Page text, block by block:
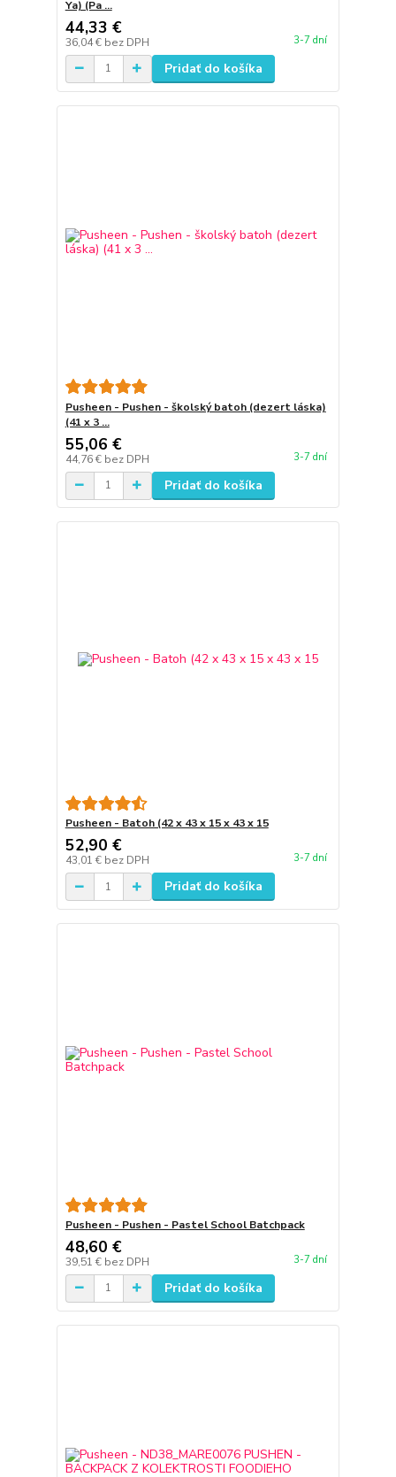
Ya) (Pa ...
44,33 €
36,04 € bez DPH 3-7 dní
Pridať do košíka
Pusheen - Pushen - školský batoh (dezert láska)
(41 x 3 ...
55,06 €
44,76 € bez DPH 3-7 dní
Pridať do košíka
Pusheen - Batoh (42 x 43 x 15 x 43 x 15
52,90 €
43,01 € bez DPH 3-7 dní
Pridať do košíka
Pusheen - Pushen - Pastel School Batchpack
48,60 €
39,51 € bez DPH 3-7 dní
Pridať do košíka